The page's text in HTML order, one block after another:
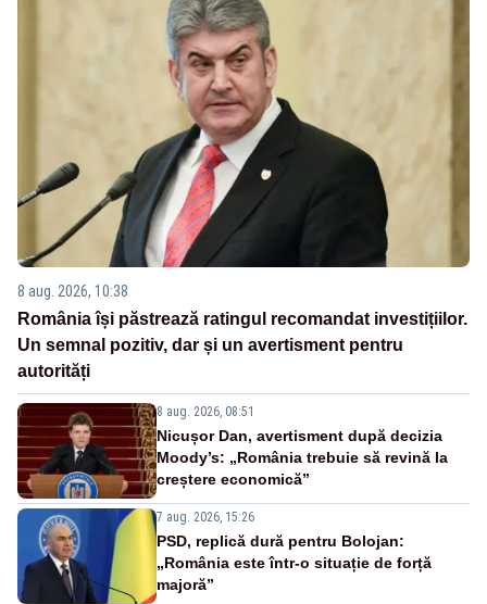
8 aug. 2026, 10:38
România își păstrează ratingul recomandat investițiilor.
Un semnal pozitiv, dar și un avertisment pentru
autorități
8 aug. 2026, 08:51
Nicușor Dan, avertisment după decizia
Moody’s: „România trebuie să revină la
creștere economică”
7 aug. 2026, 15:26
PSD, replică dură pentru Bolojan:
„România este într-o situație de forță
majoră”